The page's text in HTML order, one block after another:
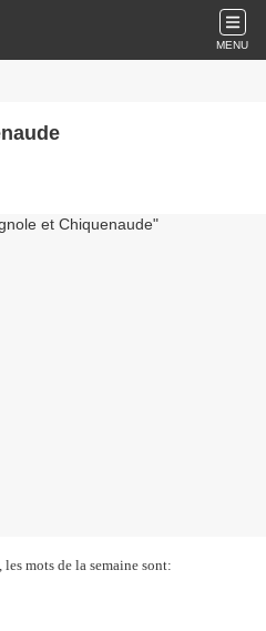
MENU
mots de la semaine sont: